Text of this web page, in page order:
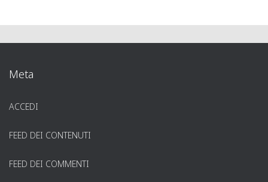
Meta
ACCEDI
FEED DEI CONTENUTI
FEED DEI COMMENTI